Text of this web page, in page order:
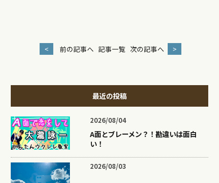
< 前の記事へ 記事一覧 次の記事へ >
最近の投稿
2026/08/04
A面とブレーメン？！勘違いは面白
い！
2026/08/03